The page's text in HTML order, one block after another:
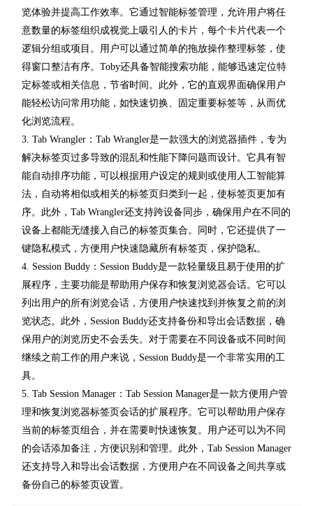
览体验并提高工作效率。它通过智能标签管理，允许用户将任
意数量的标签组织成视觉上吸引人的卡片，每个卡片代表一个
逻辑分组或项目。用户可以通过简单的拖放操作整理标签，使
得窗口整洁有序。Toby还具备智能搜索功能，能够迅速定位特
定标签或相关信息，节省时间。此外，它的直观界面确保用户
能轻松访问常用功能，如快速切换、固定重要标签等，从而优
化浏览流程。
3. Tab Wrangler：Tab Wrangler是一款强大的浏览器插件，专为
解决标签页过多导致的混乱和性能下降问题而设计。它具有智
能自动排序功能，可以根据用户设定的规则或使用人工智能算
法，自动将相似或相关的标签页归类到一起，使标签页更加有
序。此外，Tab Wrangler还支持跨设备同步，确保用户在不同的
设备上都能无缝接入自己的标签页集合。同时，它还提供了一
键隐私模式，方便用户快速隐藏所有标签页，保护隐私。
4. Session Buddy：Session Buddy是一款轻量级且易于使用的扩
展程序，主要功能是帮助用户保存和恢复浏览器会话。它可以
列出用户的所有浏览会话，方便用户快速找到并恢复之前的浏
览状态。此外，Session Buddy还支持备份和导出会话数据，确
保用户的浏览历史不会丢失。对于需要在不同设备或不同时间
继续之前工作的用户来说，Session Buddy是一个非常实用的工
具。
5. Tab Session Manager：Tab Session Manager是一款方便用户管
理和恢复浏览器标签页会话的扩展程序。它可以帮助用户保存
当前的标签页组合，并在需要时快速恢复。用户还可以为不同
的会话添加备注，方便识别和管理。此外，Tab Session Manager
还支持导入和导出会话数据，方便用户在不同设备之间共享或
备份自己的标签页设置。